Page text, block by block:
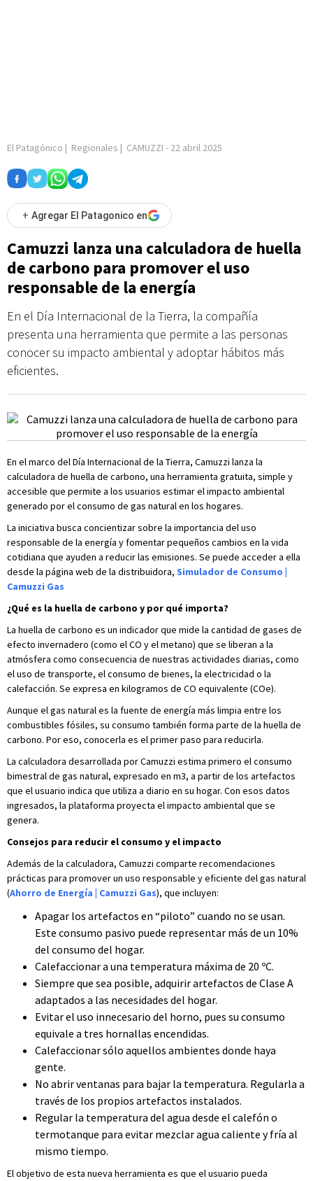
El Patagónico | Regionales | CAMUZZI - 22 abril 2025
+ Agregar El Patagonico en
Camuzzi lanza una calculadora de huella
de carbono para promover el uso
responsable de la energía
En el Día Internacional de la Tierra, la compañía
presenta una herramienta que permite a las personas
conocer su impacto ambiental y adoptar hábitos más
eficientes.
En el marco del Día Internacional de la Tierra, Camuzzi lanza la
calculadora de huella de carbono, una herramienta gratuita, simple y
accesible que permite a los usuarios estimar el impacto ambiental
generado por el consumo de gas natural en los hogares.
La iniciativa busca concientizar sobre la importancia del uso
responsable de la energía y fomentar pequeños cambios en la vida
cotidiana que ayuden a reducir las emisiones. Se puede acceder a ella
desde la página web de la distribuidora, Simulador de Consumo |
Camuzzi Gas
¿Qué es la huella de carbono y por qué importa?
La huella de carbono es un indicador que mide la cantidad de gases de
efecto invernadero (como el CO y el metano) que se liberan a la
atmósfera como consecuencia de nuestras actividades diarias, como
el uso de transporte, el consumo de bienes, la electricidad o la
calefacción. Se expresa en kilogramos de CO equivalente (COe).
Aunque el gas natural es la fuente de energía más limpia entre los
combustibles fósiles, su consumo también forma parte de la huella de
carbono. Por eso, conocerla es el primer paso para reducirla.
La calculadora desarrollada por Camuzzi estima primero el consumo
bimestral de gas natural, expresado en m3, a partir de los artefactos
que el usuario indica que utiliza a diario en su hogar. Con esos datos
ingresados, la plataforma proyecta el impacto ambiental que se
genera.
Consejos para reducir el consumo y el impacto
Además de la calculadora, Camuzzi comparte recomendaciones
prácticas para promover un uso responsable y eficiente del gas natural
(Ahorro de Energía | Camuzzi Gas), que incluyen:
Apagar los artefactos en “piloto” cuando no se usan.
Este consumo pasivo puede representar más de un 10%
del consumo del hogar.
Calefaccionar a una temperatura máxima de 20 ºC.
Siempre que sea posible, adquirir artefactos de Clase A
adaptados a las necesidades del hogar.
Evitar el uso innecesario del horno, pues su consumo
equivale a tres hornallas encendidas.
Calefaccionar sólo aquellos ambientes donde haya
gente.
No abrir ventanas para bajar la temperatura. Regularla a
través de los propios artefactos instalados.
Regular la temperatura del agua desde el calefón o
termotanque para evitar mezclar agua caliente y fría al
mismo tiempo.
El objetivo de esta nueva herramienta es que el usuario pueda